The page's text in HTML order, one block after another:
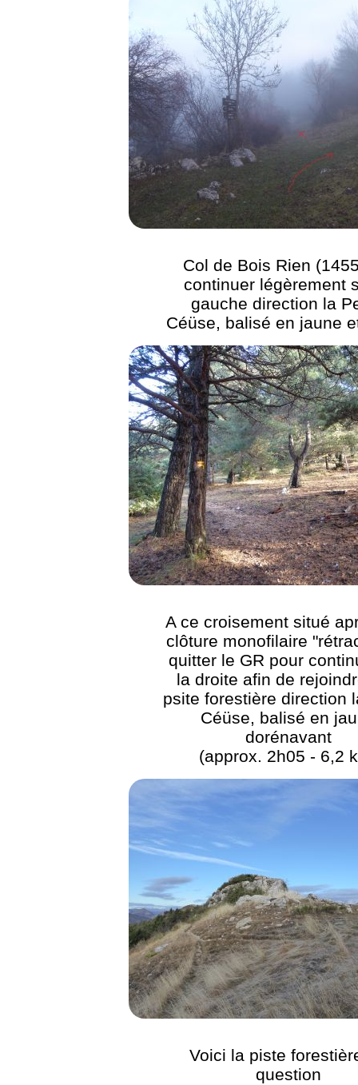
Col de Bois Rien
continuer légèrement
gauche direction la
Céüse, balisé en jaune
A ce croisement situé
clôture monofilaire
quitter le GR pour
la droite afin de
psite forestière direction
Céüse, balisé en
dorénavant
(approx. 2h05 - 6,2
Voici la piste
question